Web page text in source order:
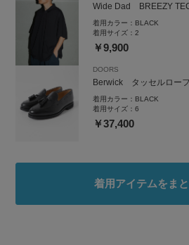
Wide Dad BREEZY
着用カラー： BLACK
着用サイズ：2
￥9,900
DOORS
Berwick タッセルロー
着用カラー： BLACK
着用サイズ：6
￥37,400
着用アイテムをま